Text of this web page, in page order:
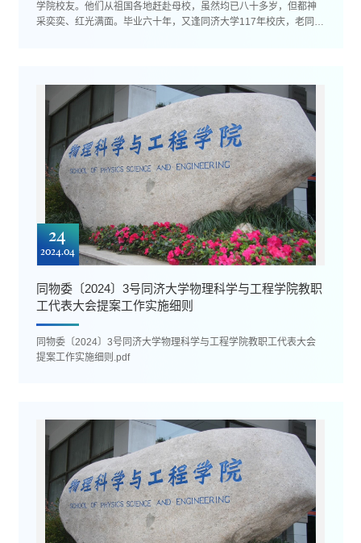
学院校友。他们从祖国各地赶赴母校，虽然均已八十多岁，但都神
采奕奕、红光满面。毕业六十年，又逢同济大学117年校庆，老同学
24
2024.04
同物委〔2024〕3号同济大学物理科学与工程学院教职
工代表大会提案工作实施细则
同物委〔2024〕3号同济大学物理科学与工程学院教职工代表大会
提案工作实施细则.pdf